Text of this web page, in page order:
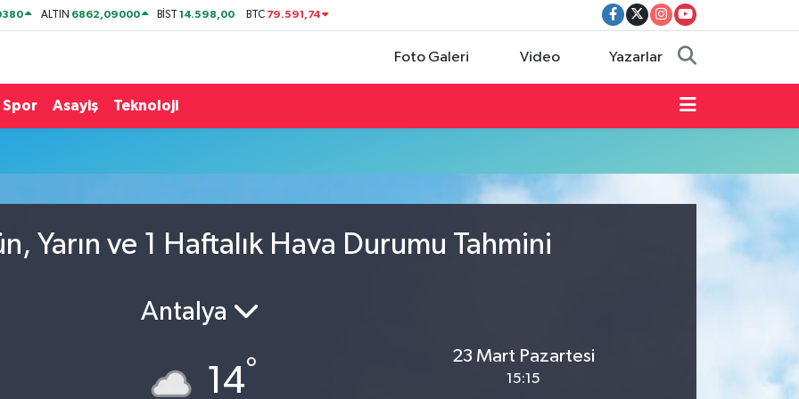
ALTIN 6862,09000 BİST14.598,00 BTC 79.591,74
Foto Galeri Video Yazarlar
Spor Asayiş Teknoloji
Yarın ve 1 Haftalık Hava Durumu Tahmini
Antalya
14°
23 Mart Pazartesi
15:15